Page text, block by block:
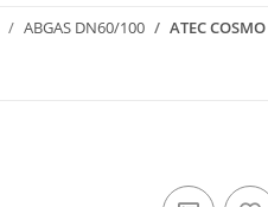
ABGAS DN60/100 ATEC